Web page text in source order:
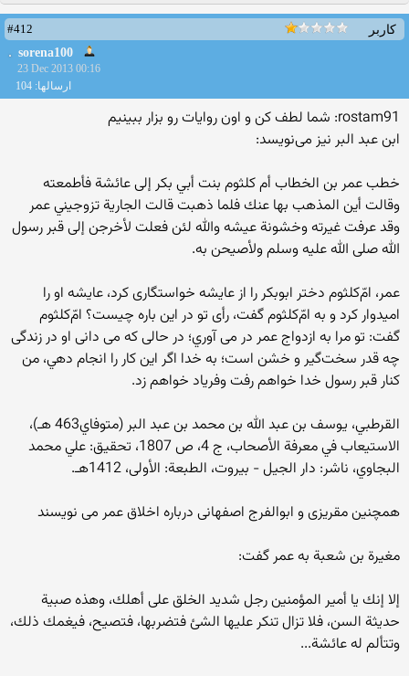
کاربر
#412
sorena100
23 Dec 2013 00:16
ارسالها: 104
rostam91: شما لطف کن و اون روایات رو بزار ببینیم
ابن عبد البر نيز مى‌نويسد:
خطب عمر بن الخطاب أم كلثوم بنت أبي بكر إلى عائشة فأطمعته
وقالت أين المذهب بها عنك فلما ذهبت قالت الجارية تزوجيني عمر
وقد عرفت غيرته وخشونة عيشه والله لئن فعلت لأخرجن إلى قبر رسول
الله صلى الله عليه وسلم ولأصيحن به.
عمر، امّ‌كلثوم دختر ابوبكر را از عايشه خواستگارى كرد، عايشه او را
اميدوار كرد و به امّ‌كلثوم گفت، رأى تو در اين باره چيست؟ امّ‌كلثوم
گفت: تو مرا به ازدواج عمر در مى‌ آوري؛ در حالى كه مى‌ دانى او در زندگى
چه قدر سخت‌گير و خشن است؛ به خدا اگر اين كار را انجام دهي، من
كنار قبر رسول خدا خواهم رفت وفرياد خواهم زد.
القرطبي، يوسف بن عبد الله بن محمد بن عبد البر (متوفاي463 هـ)،
الاستيعاب في معرفة الأصحاب، ج 4، ص 1807، تحقيق: علي محمد
البجاوي، ناشر: دار الجيل - بيروت، الطبعة: الأولى، 1412هـ.
همچنين مقريزى و ابوالفرج اصفهانى درباره اخلاق عمر می نویسند
مغيرة بن شعبة به عمر گفت:
إلا إنك يا أمير المؤمنين رجل شديد الخلق على أهلك، وهذه صبية
حديثة السن، فلا تزال تنكر عليها الشئ فتضربها، فتصيح، فيغمك ذلك،
وتتألم له عائشة...